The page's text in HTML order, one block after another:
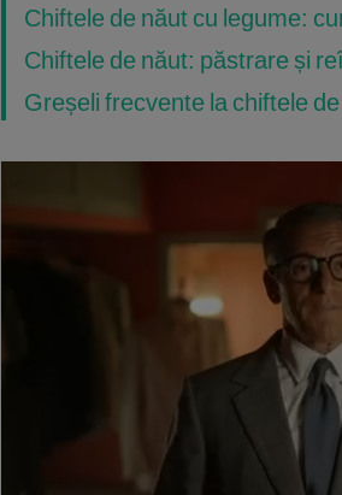
Chiftele de năut cu legume:
Chiftele de năut: păstrare și
Greșeli frecvente la chiftele